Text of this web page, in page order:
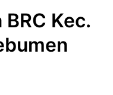
Kec.